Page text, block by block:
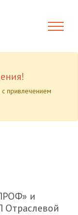
привлечением
и
Отраслевой